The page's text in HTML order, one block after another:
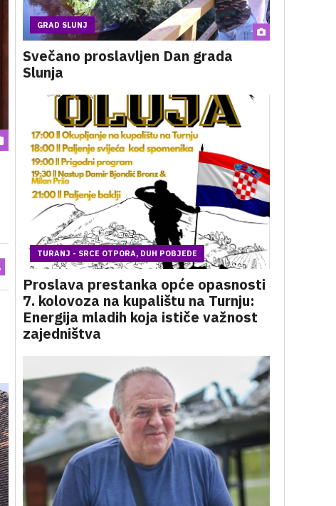
GRAD SLUNJ
Svečano proslavljen Dan grada
Slunja
TURANJ - SRCE OTPORA, DUH POBJEDE
Proslava prestanka opće opasnosti
7. kolovoza na kupalištu na Turnju:
Energija mladih koja ističe važnost
zajedništva